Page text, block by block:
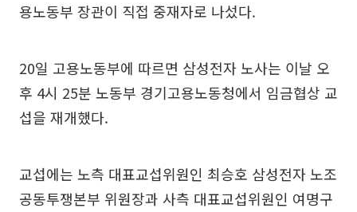
용노동부 장관이 직접 중재자로 나섰다.
20일 고용노동부에 따르면 삼성전자 노사는 이날 오
후 4시 25분 노동부 경기고용노동청에서 임금협상 교
섭을 재개했다.
교섭에는 노측 대표교섭위원인 최승호 삼성전자 노조
공동투쟁본부 위원장과 사측 대표교섭위원인 여명구